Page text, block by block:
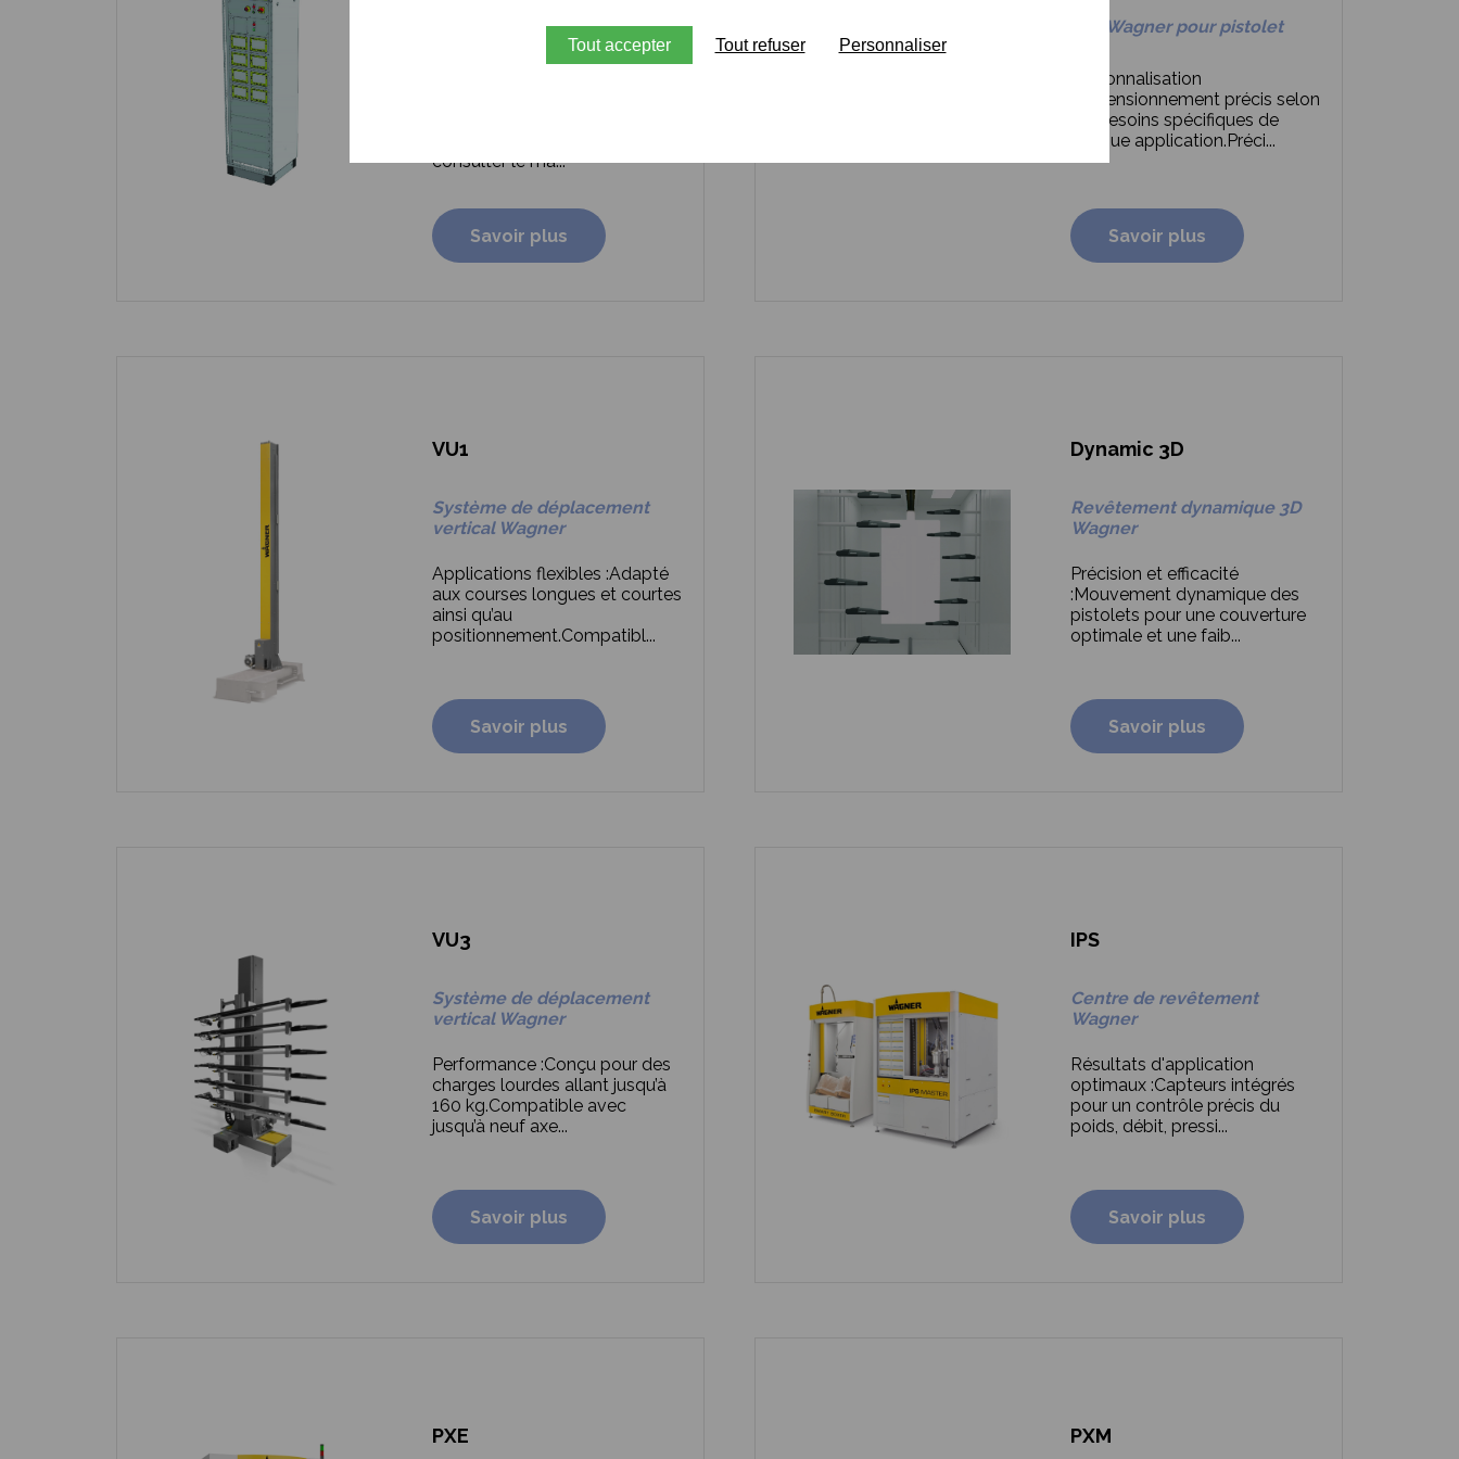
pilotage d’une installation
de peinture en pou...
consulter le ma...
Savoir plus
Axe Wagner pour pistolet
Personnalisation
Dimensionnement précis selon
les besoins spécifiques de
chaque application.Préci...
Savoir plus
VU1
Système de déplacement
vertical Wagner
Applications flexibles :Adapté
aux courses longues et courtes
ainsi qu’au
positionnement.Compatibl...
Savoir plus
Dynamic 3D
Revêtement dynamique 3D
Wagner
Précision et efficacité
: Mouvement dynamique des
pistolets pour une couverture
optimale et une faib...
Savoir plus
VU3
Système de déplacement
vertical Wagner
Performance :Conçu pour des
charges lourdes allant jusqu’à
160 kg.Compatible avec
jusqu’à neuf axe...
Savoir plus
IPS
Centre de revêtement
Wagner
Résultats d'application
optimaux :Capteurs intégrés
pour un contrôle précis du
poids, débit, pressi...
Savoir plus
PXE PXM
Tout accepter Tout refuser Personnaliser